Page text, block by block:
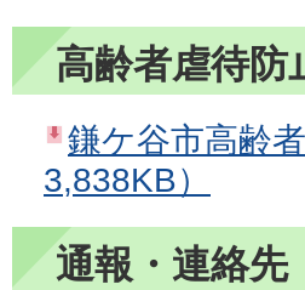
高齢者虐待防
鎌ケ谷市高齢
3,838KB）
通報・連絡先